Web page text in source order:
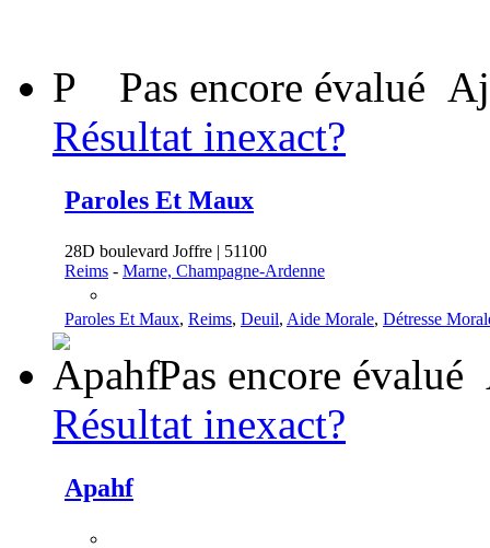
P Pas encore évalué
Résultat inexact?
Paroles Et Maux
28D boulevard Joffre | 51100
Reims - Marne, Champagne-Ardenne
Paroles Et Maux, Reims, Deuil, Aide Morale, Détresse
Pas encore évalué
Résultat inexact?
Apahf